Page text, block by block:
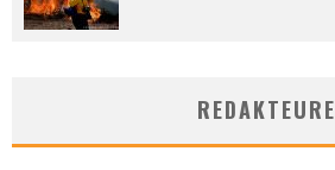
REDAKTEURE